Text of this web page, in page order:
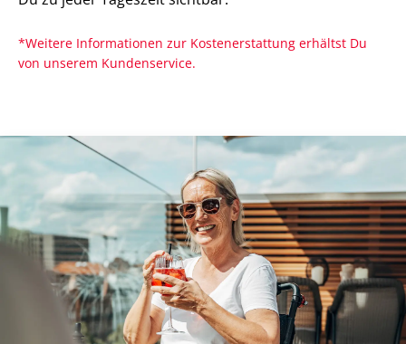
*Weitere Informationen zur Kostenerstattung erhältst Du
von unserem Kundenservice.